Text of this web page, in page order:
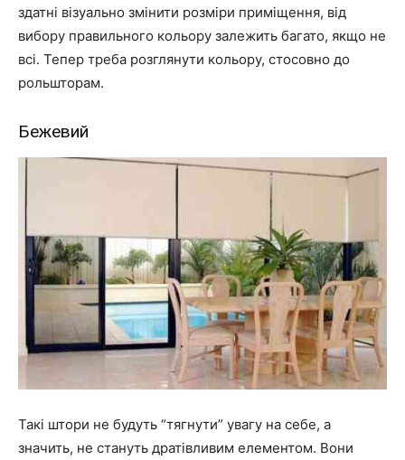
здатні візуально змінити розміри приміщення, від
вибору правильного кольору залежить багато, якщо не
всі. Тепер треба розглянути кольору, стосовно до
рольшторам.
Бежевий
Такі штори не будуть “тягнути” увагу на себе, а
значить, не стануть дратівливим елементом. Вони